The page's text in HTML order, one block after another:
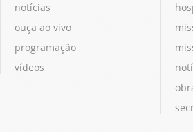
notícias
ouça ao vivo
programação
vídeos